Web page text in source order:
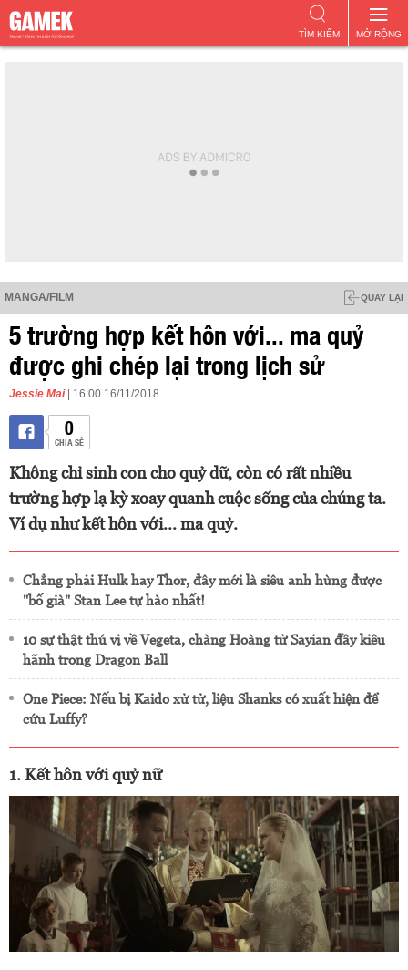
MỞ RỘNG
TÌM KIẾM
MANGA/FILM QUAY LẠI
5 trường hợp kết hôn với... ma quỷ
được ghi chép lại trong lịch sử
Jessie Mai | 16:00 16/11/2018
0
CHIA SẺ
Không chỉ sinh con cho quỷ dữ, còn có rất nhiều
trường hợp lạ kỳ xoay quanh cuộc sống của chúng ta.
Ví dụ như kết hôn với... ma quỷ.
Chẳng phải Hulk hay Thor, đây mới là siêu anh hùng được
"bố già" Stan Lee tự hào nhất!
10 sự thật thú vị về Vegeta, chàng Hoàng tử Sayian đầy kiêu
hãnh trong Dragon Ball
One Piece: Nếu bị Kaido xử tử, liệu Shanks có xuất hiện để
cứu Luffy?
1. Kết hôn với quỷ nữ